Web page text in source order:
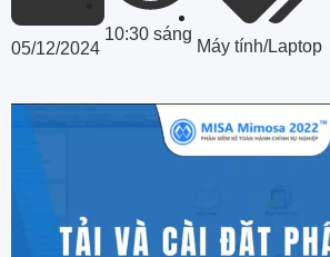
05/12/2024
10:30 sáng
Máy tính/Laptop